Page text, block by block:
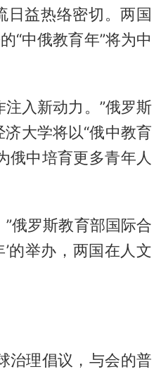
日益热络密切。两国
“中俄教育年”将为中
入新动力。”俄罗斯
大学将以“俄中教育
俄中培育更多青年人
俄罗斯教育部国际合
的举办，两国在人文
治理倡议，与会的普